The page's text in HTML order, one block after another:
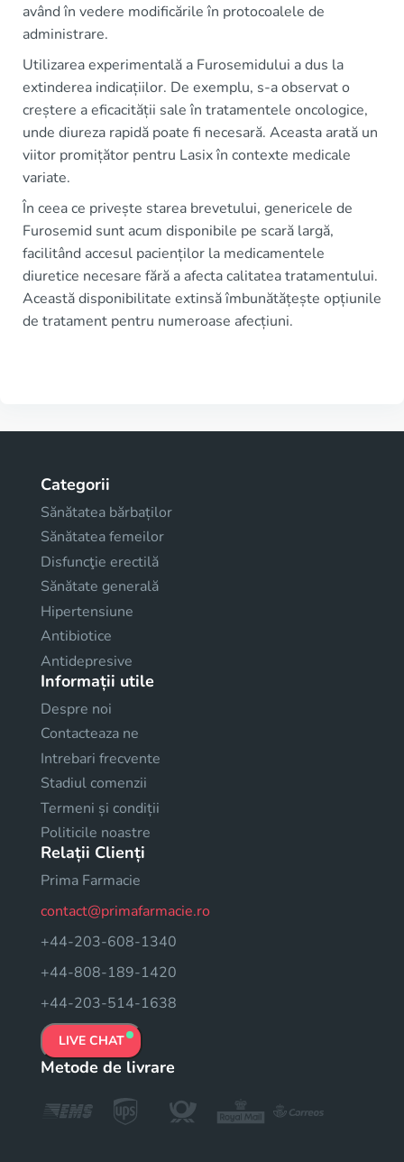
având în vedere modificările în protocoalele de
administrare.
Utilizarea experimentală a Furosemidului a dus la
extinderea indicațiilor. De exemplu, s-a observat o
creștere a eficacității sale în tratamentele oncologice,
unde diureza rapidă poate fi necesară. Aceasta arată un
viitor promițător pentru Lasix în contexte medicale
variate.
În ceea ce privește starea brevetului, genericele de
Furosemid sunt acum disponibile pe scară largă,
facilitând accesul pacienților la medicamentele
diuretice necesare fără a afecta calitatea tratamentului.
Această disponibilitate extinsă îmbunătățește opțiunile
de tratament pentru numeroase afecțiuni.
Categorii
Sănătatea bărbaților
Sănătatea femeilor
Disfuncţie erectilă
Sănătate generală
Hipertensiune
Antibiotice
Antidepresive
Informații utile
Despre noi
Contacteaza ne
Intrebari frecvente
Stadiul comenzii
Termeni și condiții
Politicile noastre
Relații Clienți
Prima Farmacie
contact@primafarmacie.ro
+44-203-608-1340
+44-808-189-1420
+44-203-514-1638
LIVE CHAT
Metode de livrare